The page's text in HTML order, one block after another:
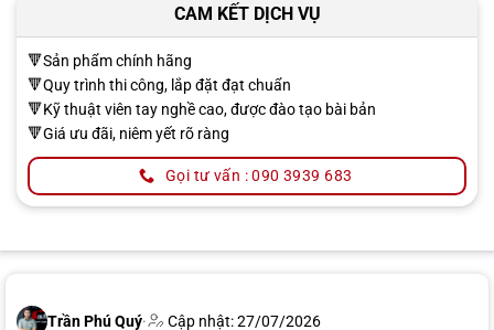
CAM KẾT DỊCH VỤ
🔻Sản phẩm chính hãng
🔻Quy trình thi công, lắp đặt đạt chuẩn
🔻Kỹ thuật viên tay nghề cao, được đào tạo bài bản
🔻Giá ưu đãi, niêm yết rõ ràng
Gọi tư vấn : 090 3939 683
Trần Phú Quý· Cập nhật: 27/07/2026